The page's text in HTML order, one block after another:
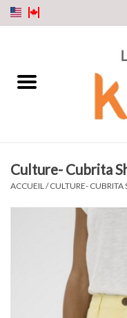
MAGASINEZ
NOTRE HISTOIRE
Cartes cadeaux
Culture- Cubrita
ACCUEIL /CULTURE- CUBRITA